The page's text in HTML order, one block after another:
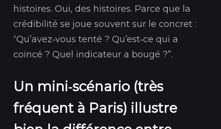
histoires. Oui, des histoires. Parce que la
crédibilité se joue souvent sur le concret :
“Qu’avez‑vous tenté ? Qu’est‑ce qui a
coincé ? Quel indicateur a bougé ?”.
Un mini‑scénario (très
fréquent à Paris) illustre